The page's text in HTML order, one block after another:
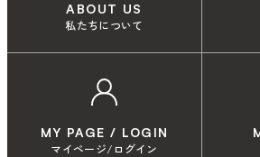
ABOUT US
私たちについて
MY PAGE / LOGIN
マイページ/ログイン